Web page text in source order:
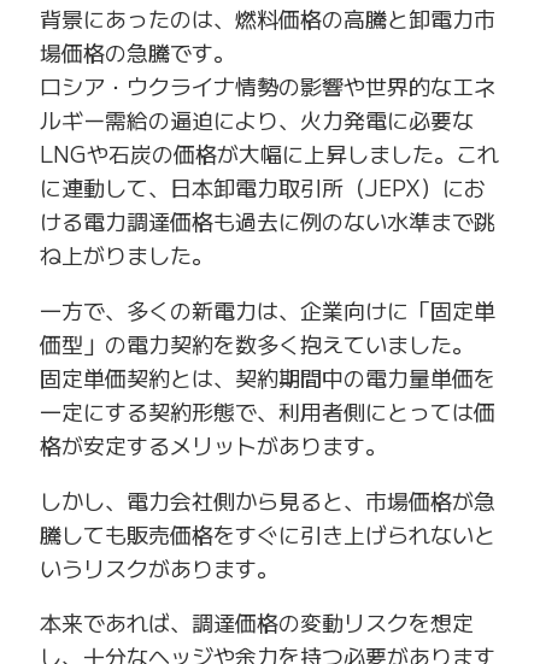
背景にあったのは、燃料価格の高騰と卸電力市
場価格の急騰です。
ロシア・ウクライナ情勢の影響や世界的なエネ
ルギー需給の逼迫により、火力発電に必要な
LNGや石炭の価格が大幅に上昇しました。これ
に連動して、日本卸電力取引所（JEPX）にお
ける電力調達価格も過去に例のない水準まで跳
ね上がりました。
一方で、多くの新電力は、企業向けに「固定単
価型」の電力契約を数多く抱えていました。
固定単価契約とは、契約期間中の電力量単価を
一定にする契約形態で、利用者側にとっては価
格が安定するメリットがあります。
しかし、電力会社側から見ると、市場価格が急
騰しても販売価格をすぐに引き上げられないと
いうリスクがあります。
本来であれば、調達価格の変動リスクを想定
し、十分なヘッジや余力を持つ必要があります